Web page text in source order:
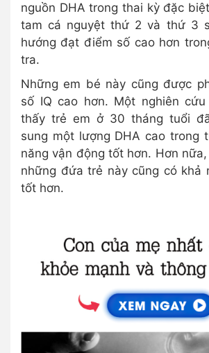
nguồn DHA trong thai kỳ đặc
tam cá nguyệt thứ 2 và thứ 3
hướng đạt điểm số cao hơn
tra.
Những em bé này cũng được
số IQ cao hơn. Một nghiên
thấy trẻ em ở 30 tháng tuổi
sung một lượng DHA cao trong
năng vận động tốt hơn. Hơn
những đứa trẻ này cũng có khả
tốt hơn.